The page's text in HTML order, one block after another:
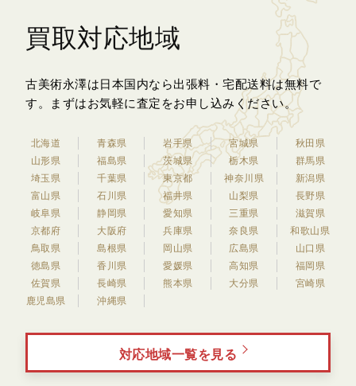
買取対応地域
古美術永澤は日本国内なら出張料・宅配送料は無料で
す。
まずはお気軽に査定をお申し込みください。
北海道 青森県 岩手県 宮城県
秋田県
山形県
福島県 茨城県 栃木県
群馬県
埼玉県
千葉県 東京都 神奈川県
新潟県
富山県
石川県 福井県 山梨県
長野県
岐阜県
静岡県 愛知県 三重県
滋賀県
京都府
大阪府 兵庫県 奈良県
和歌山県
鳥取県
島根県 岡山県 広島県
山口県
徳島県
香川県 愛媛県 高知県
福岡県
佐賀県
長崎県 熊本県 大分県
宮崎県
鹿児島県
沖縄県
対応地域一覧を見る